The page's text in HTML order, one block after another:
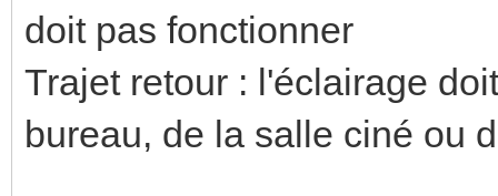
doit pas fonctionner
Trajet retour : l'éclairage
bureau, de la salle ciné ou